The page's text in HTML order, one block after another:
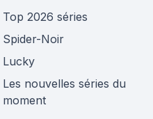
Top 2026 séries
Spider-Noir
Lucky
Les nouvelles séries du
moment